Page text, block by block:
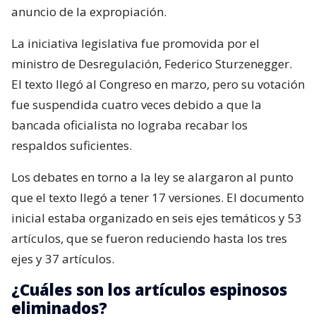
anuncio de la expropiación.
La iniciativa legislativa fue promovida por el
ministro de Desregulación, Federico Sturzenegger.
El texto llegó al Congreso en marzo, pero su votación
fue suspendida cuatro veces debido a que la
bancada oficialista no lograba recabar los
respaldos suficientes.
Los debates en torno a la ley se alargaron al punto
que el texto llegó a tener 17 versiones. El documento
inicial estaba organizado en seis ejes temáticos y 53
artículos, que se fueron reduciendo hasta los tres
ejes y 37 artículos.
¿Cuáles son los artículos espinosos
eliminados?